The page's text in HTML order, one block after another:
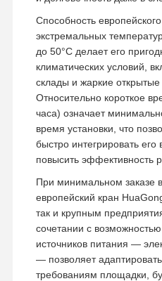
Способность
экстремальных
до 50°C делает его
климатических условий,
склады и жаркие открытые
Относительно короткое
часа) означает
время установки, что
быстро интегрировать его
повысить эффективность
При минимальном заказе
европейский кран
так и крупным
сочетании с
источников питания —
— позволяет
требованиям площадки,